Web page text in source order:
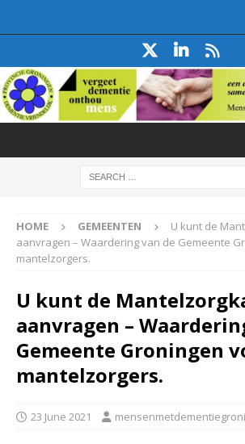
HOME GEMEENTEN
U kunt de
aanvragen – Waardering van de Gemeente
mantelzorgers.
U kunt de
aanvragen –
Gemeente Groningen
mantelzorgers.
23 June 2021